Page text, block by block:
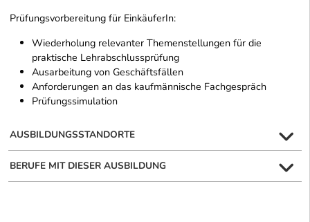
Prüfungsvorbereitung für EinkäuferIn:
Wiederholung relevanter Themenstellungen für die
praktische Lehrabschlussprüfung
Ausarbeitung von Geschäftsfällen
Anforderungen an das kaufmännische Fachgespräch
Prüfungssimulation
AUSBILDUNGSSTANDORTE
BERUFE MIT DIESER AUSBILDUNG